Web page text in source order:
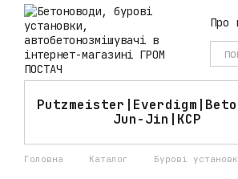
Перейти до основного контенту
Про
Jun-Jin|KCP
Головна Каталог Бурові